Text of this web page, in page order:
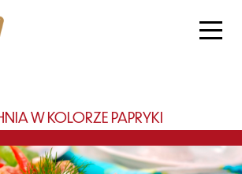
W KOLORZE PAPRYKI